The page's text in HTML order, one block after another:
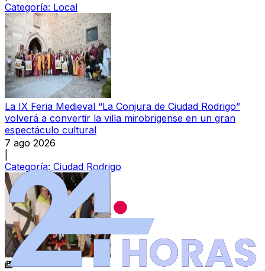
Categoría: Local
La IX Feria Medieval “La Conjura de Ciudad Rodrigo”
volverá a convertir la villa mirobrigense en un gran
espectáculo cultural
7 ago 2026
Categoría: Ciudad Rodrigo